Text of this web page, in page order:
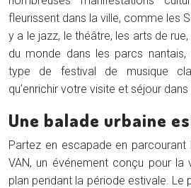
fleurissent dans la ville, comme les
y a le jazz, le théâtre, les arts de
du monde dans les parcs
type de festival de musique
qu’enrichir votre visite et séjour
Une balade urbaine
Partez en escapade en
VAN, un événement conçu pour la
plan pendant la période estivale. Le